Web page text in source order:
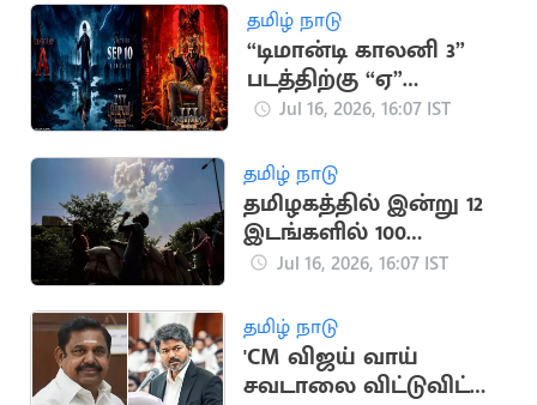
தமிழ் நாடு
“டிமான்டி காலனி 3”
படத்திற்கு “ஏ”
சான்றிதழ் வழங்கிய
Jul 16, 2026, 16:07 IST
தமிழ் நாடு
தமிழகத்தில் இன்று 12
இடங்களில் 100
டிகிரியை தாண்டிய
Jul 16, 2026, 16:07 IST
தமிழ் நாடு
'CM விஜய் வாய்
சவடாலை விட்டுவிட்டு